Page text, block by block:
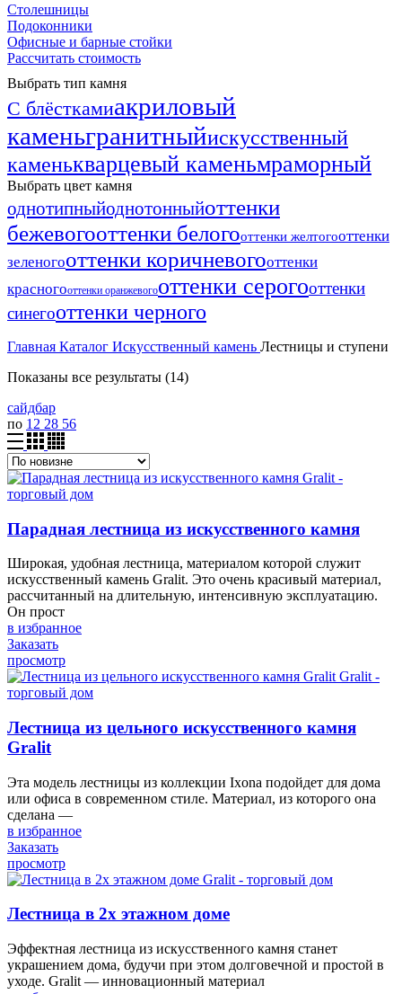
Столешницы
Подоконники
Офисные и барные стойки
Рассчитать стоимость
Выбрать тип камня
С блёсткамиакриловый
каменьгранитныйискусственный
каменькварцевый каменьмраморный
Выбрать цвет камня
однотипныйоднотонныйоттенки
бежевогооттенки белогооттенки желтогооттенки
зеленогооттенки коричневогооттенки
красногооттенки оранжевогооттенки серогооттенки
синегооттенки черного
Главная Каталог Искусственный камень Лестницы и ступени
Показаны все результаты (14)Сортировка:
сайдбар
по 12 28 56
Парадная лестница из искусственного камня
Широкая, удобная лестница, материалом которой служит
искусственный камень Gralit. Это очень красивый материал,
рассчитанный на длительную, интенсивную эксплуатацию.
Он прост
в избранное
Заказать
просмотр
Лестница из цельного искусственного камня
Gralit
Эта модель лестницы из коллекции Ixona подойдет для дома
или офиса в современном стиле. Материал, из которого она
сделана —
в избранное
Заказать
просмотр
Лестница в 2х этажном доме
Эффектная лестница из искусственного камня станет
украшением дома, будучи при этом долговечной и простой в
уходе. Gralit — инновационный материал